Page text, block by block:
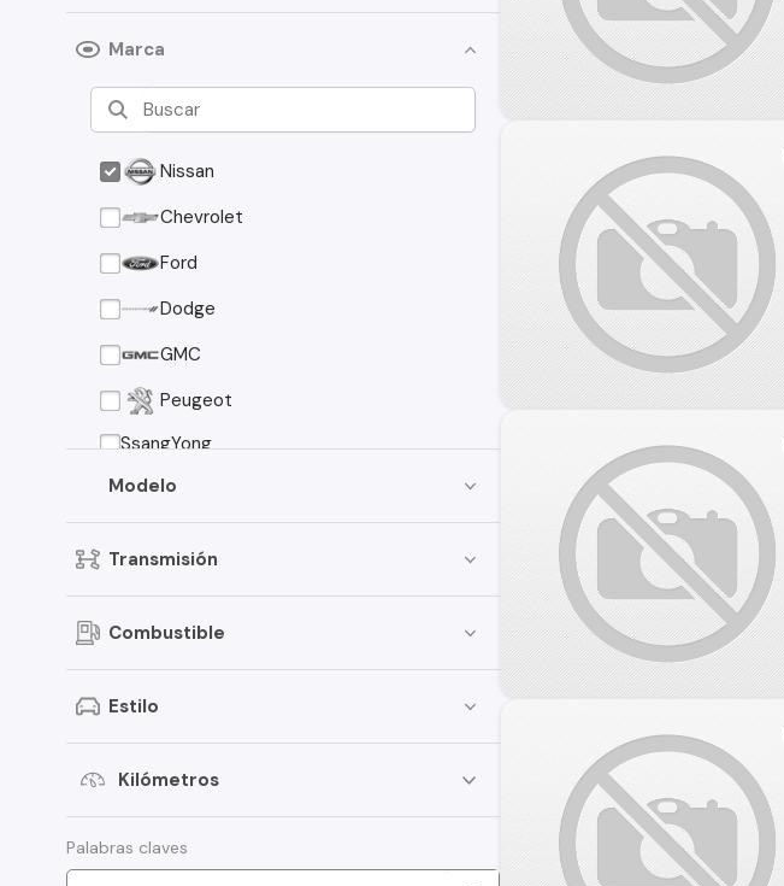
Marca
Nissan
Chevrolet
Ford
Dodge
GMC
Peugeot
SsangYong
Modelo
Transmisión
Combustible
Estilo
Kilómetros
Palabras claves